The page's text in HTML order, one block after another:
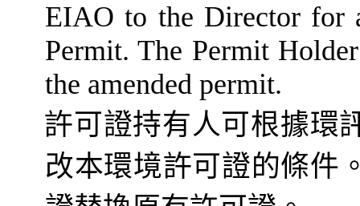
EIAO to the Director for
Permit. The Permit
the amended permit.
許可證持有人可根據環
改本環境許可證的條件